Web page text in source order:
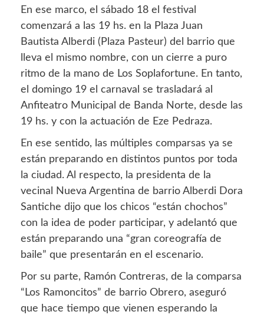
En ese marco, el sábado 18 el festival
comenzará a las 19 hs. en la Plaza Juan
Bautista Alberdi (Plaza Pasteur) del barrio que
lleva el mismo nombre, con un cierre a puro
ritmo de la mano de Los Soplafortune. En tanto,
el domingo 19 el carnaval se trasladará al
Anfiteatro Municipal de Banda Norte, desde las
19 hs. y con la actuación de Eze Pedraza.
En ese sentido, las múltiples comparsas ya se
están preparando en distintos puntos por toda
la ciudad. Al respecto, la presidenta de la
vecinal Nueva Argentina de barrio Alberdi Dora
Santiche dijo que los chicos “están chochos”
con la idea de poder participar, y adelantó que
están preparando una “gran coreografía de
baile” que presentarán en el escenario.
Por su parte, Ramón Contreras, de la comparsa
“Los Ramoncitos” de barrio Obrero, aseguró
que hace tiempo que vienen esperando la